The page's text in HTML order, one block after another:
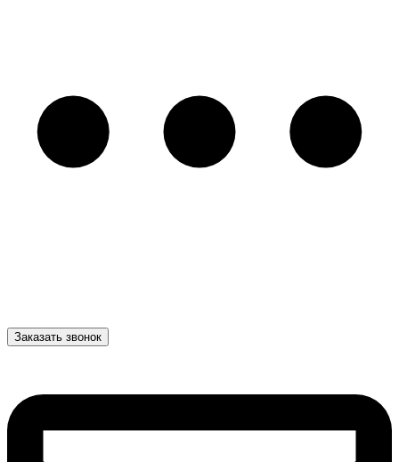
Заказать звонок